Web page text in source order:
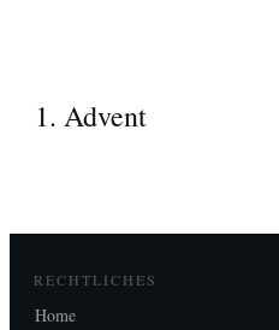
1. Advent
RECHTLICHES
Home